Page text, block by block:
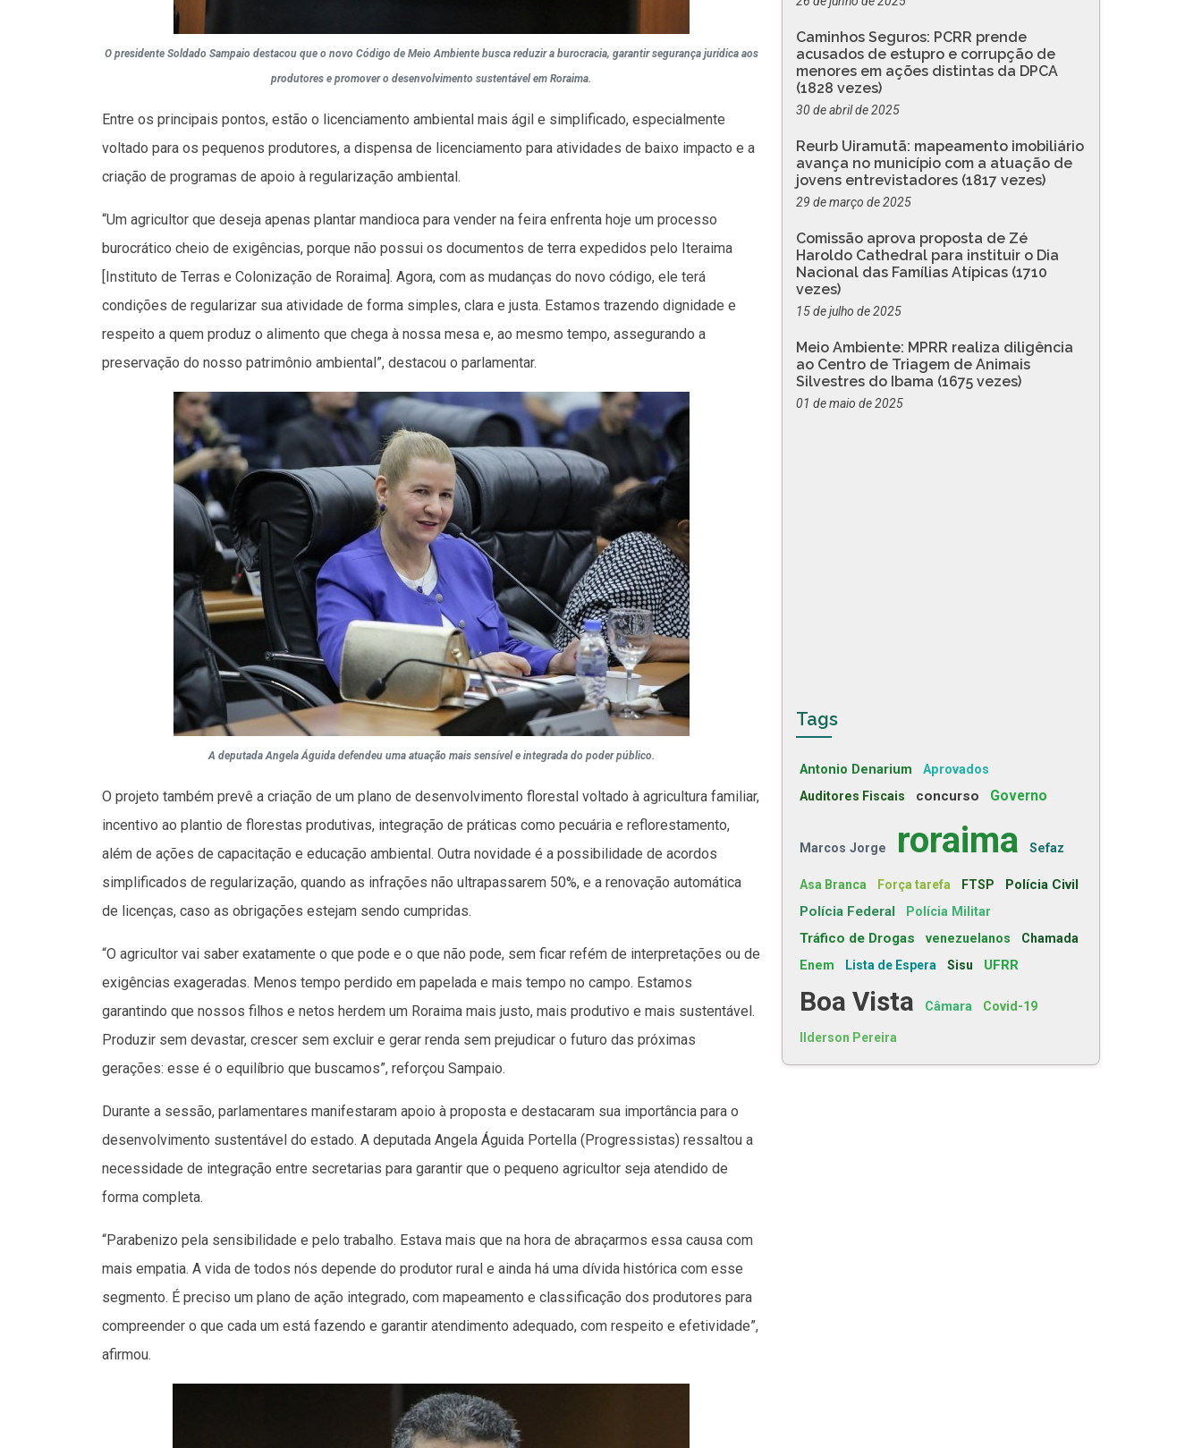
O presidente Soldado Sampaio destacou que o novo Código de Meio Ambiente busca reduzir a burocracia, garantir segurança jurídica aos
produtores e promover o desenvolvimento sustentável em Roraima.
Entre os principais pontos, estão o licenciamento ambiental mais ágil e simplificado, especialmente
voltado para os pequenos produtores, a dispensa de licenciamento para atividades de baixo impacto e a
criação de programas de apoio à regularização ambiental.
“Um agricultor que deseja apenas plantar mandioca para vender na feira enfrenta hoje um processo
burocrático cheio de exigências, porque não possui os documentos de terra expedidos pelo Iteraima
[Instituto de Terras e Colonização de Roraima]. Agora, com as mudanças do novo código, ele terá
condições de regularizar sua atividade de forma simples, clara e justa. Estamos trazendo dignidade e
respeito a quem produz o alimento que chega à nossa mesa e, ao mesmo tempo, assegurando a
preservação do nosso patrimônio ambiental”, destacou o parlamentar.
A deputada Angela Águida defendeu uma atuação mais sensível e integrada do poder público.
O projeto também prevê a criação de um plano de desenvolvimento florestal voltado à agricultura familiar,
incentivo ao plantio de florestas produtivas, integração de práticas como pecuária e reflorestamento,
além de ações de capacitação e educação ambiental. Outra novidade é a possibilidade de acordos
simplificados de regularização, quando as infrações não ultrapassarem 50%, e a renovação automática
de licenças, caso as obrigações estejam sendo cumpridas.
“O agricultor vai saber exatamente o que pode e o que não pode, sem ficar refém de interpretações ou de
exigências exageradas. Menos tempo perdido em papelada e mais tempo no campo. Estamos
garantindo que nossos filhos e netos herdem um Roraima mais justo, mais produtivo e mais sustentável.
Produzir sem devastar, crescer sem excluir e gerar renda sem prejudicar o futuro das próximas
gerações: esse é o equilíbrio que buscamos”, reforçou Sampaio.
Durante a sessão, parlamentares manifestaram apoio à proposta e destacaram sua importância para o
desenvolvimento sustentável do estado. A deputada Angela Águida Portella (Progressistas) ressaltou a
necessidade de integração entre secretarias para garantir que o pequeno agricultor seja atendido de
forma completa.
“Parabenizo pela sensibilidade e pelo trabalho. Estava mais que na hora de abraçarmos essa causa com
mais empatia. A vida de todos nós depende do produtor rural e ainda há uma dívida histórica com esse
segmento. É preciso um plano de ação integrado, com mapeamento e classificação dos produtores para
compreender o que cada um está fazendo e garantir atendimento adequado, com respeito e efetividade”,
afirmou.
Caminhos Seguros: PCRR prende
acusados de estupro e corrupção de
menores em ações distintas da DPCA
(1828 vezes)
30 de abril de 2025
Reurb Uiramutã: mapeamento imobiliário
avança no município com a atuação de
jovens entrevistadores (1817 vezes)
29 de março de 2025
Comissão aprova proposta de Zé
Haroldo Cathedral para instituir o Dia
Nacional das Famílias Atípicas (1710
vezes)
15 de julho de 2025
Meio Ambiente: MPRR realiza diligência
ao Centro de Triagem de Animais
Silvestres do Ibama (1675 vezes)
01 de maio de 2025
Tags
Antonio Denarium Aprovados
Auditores Fiscais concurso Governo
Marcos Jorge roraima Sefaz
Asa Branca Força tarefa FTSP
Polícia Civil
Polícia Federal
Polícia Militar
Tráfico de Drogas venezuelanos
Chamada
Enem
Lista de Espera Sisu UFRR
Boa Vista Câmara Covid-19
Ilderson Pereira